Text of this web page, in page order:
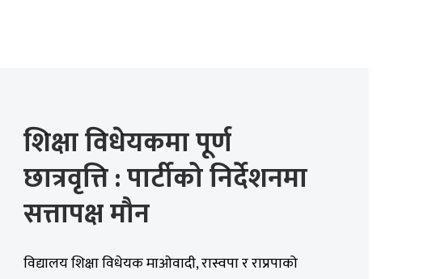
शिक्षा विधेयकमा पूर्ण
छात्रवृत्ति : पार्टीको निर्देशनमा
सत्तापक्ष मौन
विद्यालय शिक्षा विधेयक माओवादी, रास्वपा र राप्रपाको